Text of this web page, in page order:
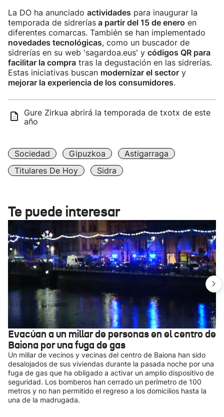
La DO ha anunciado actividades para inaugurar la
temporada de sidrerías a partir del 15 de enero en
diferentes comarcas. También se han implementado
novedades tecnológicas, como un buscador de
sidrerías en su web 'sagardoa.eus' y códigos QR para
facilitar la compra tras la degustación en las sidrerías.
Estas iniciativas buscan modernizar el sector y
mejorar la experiencia de los consumidores.
Gure Zirkua abrirá la temporada de txotx de este
año
Sociedad Gipuzkoa
Astigarraga
Titulares De Hoy
Sidra
Te puede interesar
Evacúan a un millar de personas en el centro de
Baiona por una fuga de gas
Un millar de vecinos y vecinas del centro de Baiona han sido
desalojados de sus viviendas durante la pasada noche por una
fuga de gas que ha obligado a activar un amplio dispositivo de
seguridad. Los bomberos han cerrado un perímetro de 100
metros y no han permitido el regreso a los domicilios hasta la
una de la madrugada.